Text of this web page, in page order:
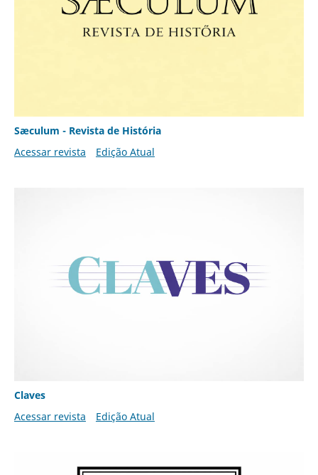
Sæculum - Revista de História
Acessar revista
Edição Atual
Claves
Acessar revista
Edição Atual